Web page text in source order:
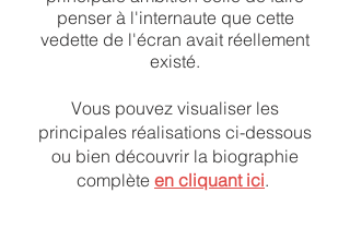
penser à l'internaute que cette
vedette de l'écran avait réellement
existé.
Vous pouvez visualiser les
principales réalisations ci-dessous
ou bien découvrir la biographie
complète en cliquant ici.